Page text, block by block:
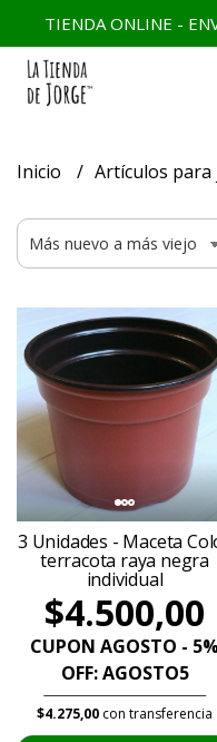
TIENDA ONLINE -
Inicio Artículos
3 Unidades - Maceta
terracota raya negra
individual
$4.500,00
CUPON AGOSTO -
OFF: AGOSTO5
$4.275,00 con transferencia